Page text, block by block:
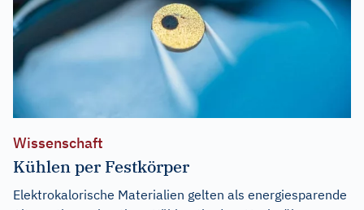
Wissenschaft
Kühlen per Festkörper
Elektrokalorische Materialien gelten als energiesparende